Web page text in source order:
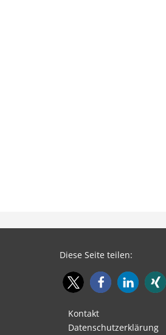
Diese Seite teilen:
Kontakt
Datenschutzerklärung